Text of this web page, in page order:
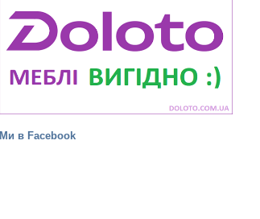
Ми в Facebook